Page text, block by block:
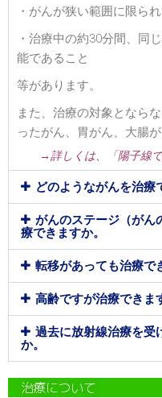
・がんが狭い範囲に限ら
・治療中の約30分間、同
能であること
等があります。
また、治療の対象となら
ったがん、胃がん、大腸
→詳しくは、「陽子線
どのようながんを治療
がんのステージ（がん
療できますか。
転移があっても治療で
高齢ですが治療できま
過去に放射線治療を受
か。
治療について